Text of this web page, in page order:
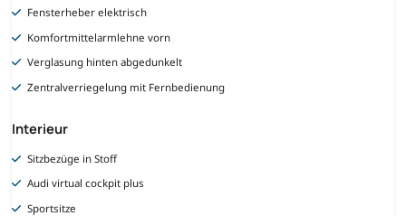
Fensterheber elektrisch
Komfortmittelarmlehne vorn
Verglasung hinten abgedunkelt
Zentralverriegelung mit Fernbedienung
Interieur
Sitzbezüge in Stoff
Audi virtual cockpit plus
Sportsitze